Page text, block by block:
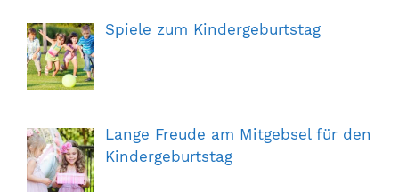
Spiele zum Kindergeburtstag
Lange Freude am Mitgebsel für den
Kindergeburtstag